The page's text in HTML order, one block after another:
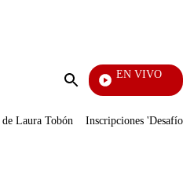
Enviar
EN VIVO
Yo Me Llamo
de Laura Tobón Inscripciones 'Desafío'